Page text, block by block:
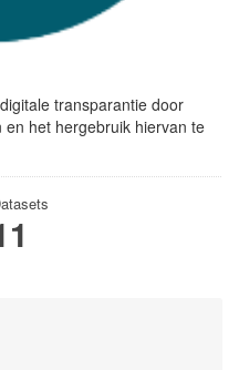
transparantie door
het hergebruik hiervan te